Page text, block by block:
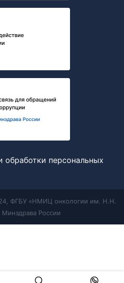
обработки персональных
ФГБУ «НМИЦ онкологии им. Н.Н.
Минздрава России